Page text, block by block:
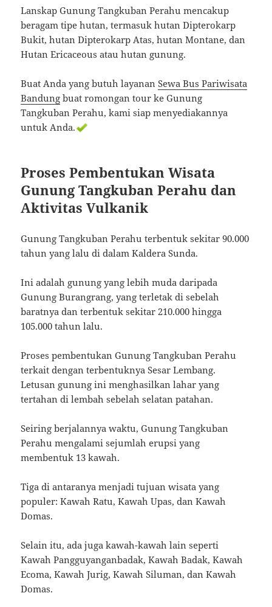
Lanskap Gunung Tangkuban Perahu mencakup
beragam tipe hutan, termasuk hutan Dipterokarp
Bukit, hutan Dipterokarp Atas, hutan Montane, dan
Hutan Ericaceous atau hutan gunung.
Buat Anda yang butuh layananSewa Bus Pariwisata
Bandung buat romongan tour ke Gunung
Tangkuban Perahu, kami siap menyediakannya
untuk Anda.
Proses Pembentukan Wisata
Gunung Tangkuban Perahu dan
Aktivitas Vulkanik
Gunung Tangkuban Perahu terbentuk sekitar 90.000
tahun yang lalu di dalam Kaldera Sunda.
Ini adalah gunung yang lebih muda daripada
Gunung Burangrang, yang terletak di sebelah
baratnya dan terbentuk sekitar 210.000 hingga
105.000 tahun lalu.
Proses pembentukan Gunung Tangkuban Perahu
terkait dengan terbentuknya Sesar Lembang.
Letusan gunung ini menghasilkan lahar yang
tertahan di lembah sebelah selatan patahan.
Seiring berjalannya waktu, Gunung Tangkuban
Perahu mengalami sejumlah erupsi yang
membentuk 13 kawah.
Tiga di antaranya menjadi tujuan wisata yang
populer: Kawah Ratu, Kawah Upas, dan Kawah
Domas.
Selain itu, ada juga kawah-kawah lain seperti
Kawah Pangguyanganbadak, Kawah Badak, Kawah
Ecoma, Kawah Jurig, Kawah Siluman, dan Kawah
Domas.